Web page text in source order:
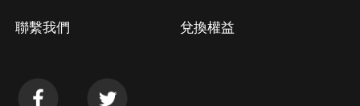
聯繫我們 兌換權益